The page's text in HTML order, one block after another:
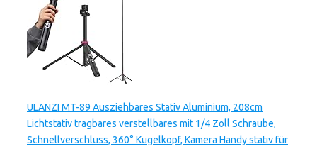
ULANZI MT-89 Ausziehbares Stativ Aluminium, 208cm
Lichtstativ tragbares verstellbares mit 1/4 Zoll Schraube,
Schnellverschluss, 360° Kugelkopf, Kamera Handy stativ für